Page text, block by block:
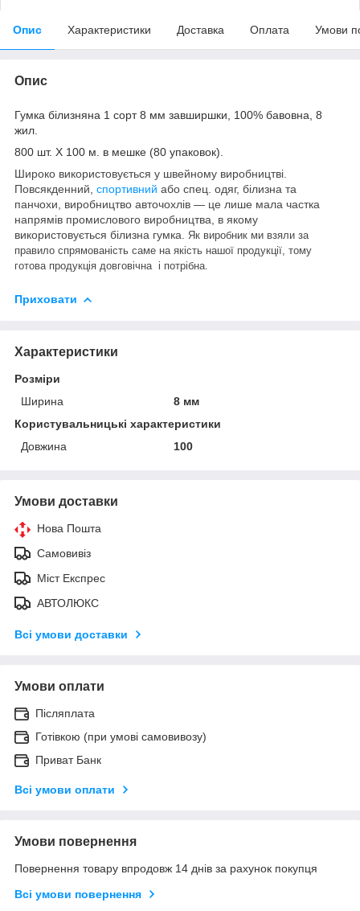
Опис Характеристики Доставка Оплата Умови
Опис
Гумка білизняна 1 сорт 8 мм завширшки, 100% бавовна, 8
жил.
800 шт. Х 100 м. в мешке (80 упаковок).
Широко використовується у швейному виробництві.
Повсякденний, спортивний або спец. одяг, білизна та
панчохи, виробництво авточохлів — це лише мала частка
напрямів промислового виробництва, в якому
використовується білизна гумка.
Як виробник ми взяли за
правило спрямованість саме на якість нашої продукції, тому
готова продукція довговічна і потрібна.
Приховати
Характеристики
Розміри
Ширина
8 мм
Користувальницькі характеристики
Довжина
100
Умови доставки
Нова Пошта
Самовивіз
Міст Експрес
АВТОЛЮКС
Всі умови доставки
Умови оплати
Післяплата
Готівкою (при умові самовивозу)
Приват Банк
Всі умови оплати
Умови повернення
Повернення товару впродовж 14 днів за рахунок покупця
Всі умови повернення